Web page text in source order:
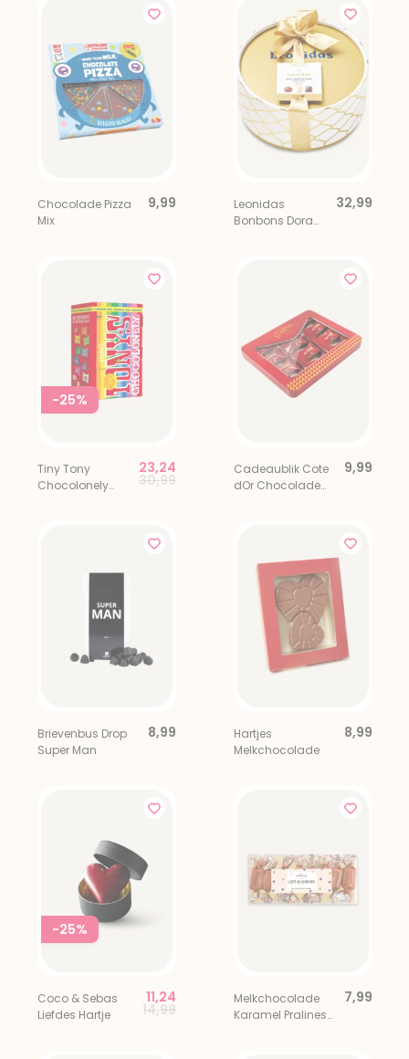
Chocolade Pizza
Mix
9,99
Leonidas
Bonbons Dora
32,99
-25%
Tiny Tony
Chocolonely
Price reduced from
30,99to
23,24
Cadeaublik Cote
dOr Chocolade
9,99
Brievenbus Drop
Super Man
8,99
Hartjes
Melkchocolade
8,99
-25%
Coco & Sebas
Liefdes Hartje
Price reduced from
14,99to
11,24
Melkchocolade
Karamel Pralines
7,99